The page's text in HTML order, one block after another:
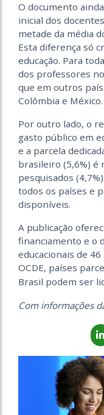
O documento
inicial dos
metade da média
Esta diferença só
educação. Para
dos professores
que em outros
Colômbia e México.
Por outro lado, o
gasto público em
e a parcela
brasileiro (5,6%) é
pesquisados
todos os países e
disponíveis.
A publicação
financiamento e o
educacionais de
OCDE, países
Brasil podem ser
Com informações